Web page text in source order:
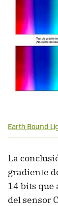
Earth Bound
La
gradiente
14 bits que
del sensor